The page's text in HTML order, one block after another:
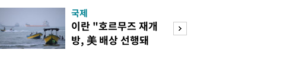
제주·인천 지역 순회경선에서 '누적 1위'를 탈환했
정청래 후보 우세 지역으로 점쳐졌던 충청권과 부산
남 경선에서 1승 1패를 주고 받은 김 후보는 이날
천 경선에서 이기며 '2승 1패'로 앞서가게 됐다. 다
국제
이란 "호르무즈 재개
방, 美 배상 선행돼